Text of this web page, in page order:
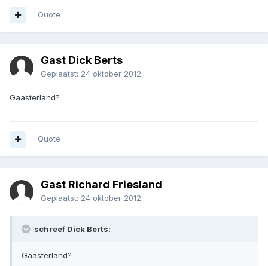
Quote
Gast Dick Berts
Geplaatst: 24 oktober 2012
Gaasterland?
Quote
Gast Richard Friesland
Geplaatst: 24 oktober 2012
schreef Dick Berts:
Gaasterland?